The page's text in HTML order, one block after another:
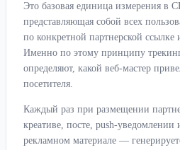
Это базовая единица измерения в
представляющая собой всех
по конкретной партнерской
Именно по этому принципу
определяют, какой веб-мастер
посетителя.
Каждый раз при размещении
креативе, посте, push-
рекламном материале —